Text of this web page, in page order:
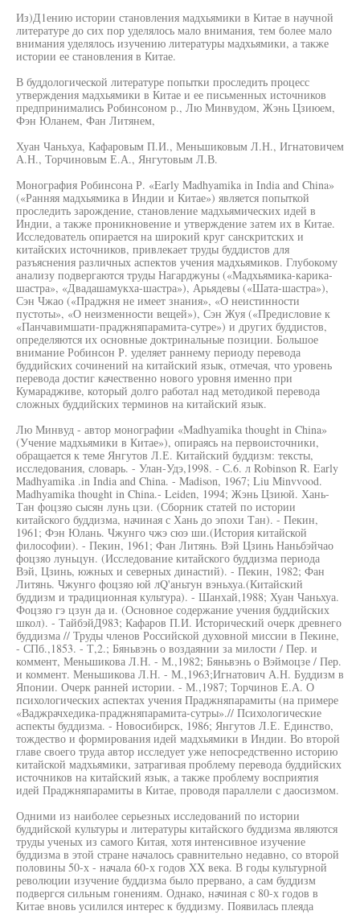
Из)Д1ению истории становления мадхьямики в Китае в научной
литературе до сих пор уделялось мало внимания, тем более мало
внимания уделялось изучению литературы мадхьямики, а также
истории ее становления в Китае.
В буддологической литературе попытки проследить процесс
утверждения мадхьямики в Китае и ее письменных источников
предпринимались Робинсоном р., Лю Минвудом, Жэнь Цзиюем,
Фэн Юланем, Фан Литянем,
Хуан Чаньхуа, Кафаровым П.И., Меньшиковым Л.Н., Игнатовичем
А.Н., Торчиновым Е.А., Янгутовым Л.В.
Монография Робинсона Р. «Early Madhyamika in India and China»
(«Ранняя мадхьямика в Индии и Китае») является попыткой
проследить зарождение, становление мадхьямических идей в
Индии, а также проникновение и утверждение затем их в Китае.
Исследователь опирается на широкий круг санскритских и
китайских источников, привлекает труды буддистов для
разъяснения различных аспектов учения мадхьямиков. Глубокому
анализу подвергаются труды Нагарджуны («Мадхьямика-карика-
шастра», «Двадашамукха-шастра»), Арьядевы («Шата-шастра»),
Сэн Чжао («Праджня не имеет знания», «О неистинности
пустоты», «О неизменности вещей»), Сэн Жуя («Предисловие к
«Панчавимшати-праджняпарамита-сутре») и других буддистов,
определяются их основные доктринальные позиции. Большое
внимание Робинсон Р. уделяет раннему периоду перевода
буддийских сочинений на китайский язык, отмечая, что уровень
перевода достиг качественно нового уровня именно при
Кумарадживе, который долго работал над методикой перевода
сложных буддийских терминов на китайский язык.
Лю Минвуд - автор монографии «Madhyamika thought in China»
(Учение мадхьямики в Китае»), опираясь на первоисточники,
обращается к теме Янгутов Л.Е. Китайский буддизм: тексты,
исследования, словарь. - Улан-Удэ,1998. - С.6. л Robinson R. Early
Madhyamika .in India and China. - Madison, 1967; Liu Minvvood.
Madhyamika thought in China.- Leiden, 1994; Жэнь Цзиюй. Хань-
Тан фоцзяо сысян лунь цзи. (Сборник статей по истории
китайского буддизма, начиная с Хань до эпохи Тан). - Пекин,
1961; Фэн Юлань. Чжунго чжэ сюэ ши.(История китайской
философии). - Пекин, 1961; Фан Литянь. Вэй Цзинь Наньбэйчао
фоцзяо луньцун. (Исследование китайского буддизма периода
Вэй, Цзинь, южных и северных династий). - Пекин, 1982; Фан
Литянь. Чжунго фоцзяо юй лQ'aньтyн вэньхуа.(Китайский
буддизм и традиционная культура). - Шанхай,1988; Хуан Чаньхуа.
Фоцзяо гэ цзун да и. (Основное содержание учения буддийских
школ). - ТайбэйД983; Кафаров П.И. Исторический очерк древнего
буддизма // Труды членов Российской духовной миссии в Пекине,
- СПб.,1853. - Т,2.; Бяньвэнь о воздаянии за милости / Пер. и
коммент, Меньшикова Л.Н. - М.,1982; Бяньвэнь о Вэймоцзе / Пер.
и коммент. Меньшикова Л.Н. - М.,1963;Игнатович А.Н. Буддизм в
Японии. Очерк ранней истории. - М.,1987; Торчинов Е.А. О
психологических аспектах учения Праджняпарамиты (на примере
«Ваджрачхедика-праджняпарамита-сутры».// Психологические
аспекты буддизма. - Новосибирск, 1986; Янгутов Л.Е. Единство,
тождество и формирования идей мадхьямики в Индии. Во второй
главе своего труда автор исследует уже непосредственно историю
китайской мадхьямики, затрагивая проблему перевода буддийских
источников на китайский язык, а также проблему восприятия
идей Праджняпарамиты в Китае, проводя параллели с даосизмом.
Одними из наиболее серьезных исследований по истории
буддийской культуры и литературы китайского буддизма являются
труды ученых из самого Китая, хотя интенсивное изучение
буддизма в этой стране началось сравнительно недавно, со второй
половины 50-х - начала 60-х годов XX века. В годы культурной
революции изучение буддизма было прервано, а сам буддизм
подвергся сильным гонениям. Однако, начиная с 80-х годов в
Китае вновь усилился интерес к буддизму. Появилась плеяда